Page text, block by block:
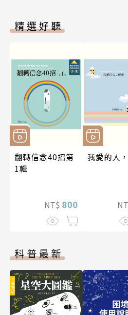
精選好聽
翻轉信念40招第
1輯
NT$ 800
我愛的人
科普最新